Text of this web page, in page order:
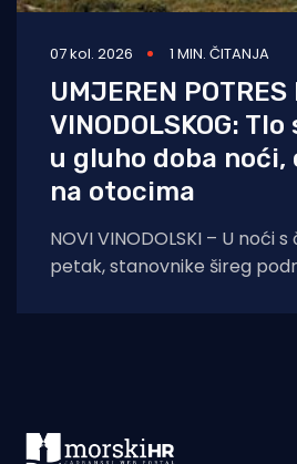
07 kol. 2026 1 MIN. ČITANJA
UMJEREN POTRES
VINODOLSKOG:
u gluho doba noći,
na otocima
NOVI VINODOLSKI – U noći
petak, stanovnike šireg